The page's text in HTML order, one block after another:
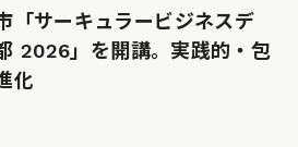
「サーキュラービジネスデ
2026」を開講。実践的・包
化